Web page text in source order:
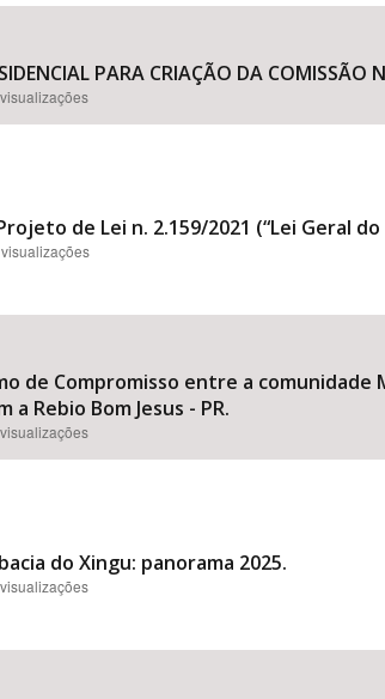
PARA CRIAÇÃO DA COMISSÃO
de Lei n. 2.159/2021 (“Lei Geral
de Compromisso entre a
Rebio Bom Jesus - PR.
do Xingu: panorama 2025.